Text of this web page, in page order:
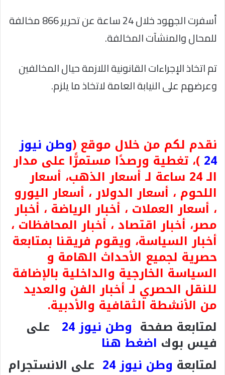
أسفرت الجهود خلال 24 ساعة عن تحرير 866 مخالفة
للمحال والمنشآت المخالفة.
تم اتخاذ الإجراءات القانونية اللازمة حيال المخالفين
وعرضهم على النيابة العامة لاتخاذ ما يلزم.
نقدم لكم من خلال موقع (وطن نيوز
24 )، تغطية ورصدًا مستمرًّا على مدار
الـ 24 ساعة لـ أسعار الذهب، أسعار
اللحوم ، أسعار الدولار ، أسعار اليورو
، أسعار العملات ، أخبار الرياضة ، أخبار
مصر، أخبار اقتصاد ، أخبار المحافظات ،
أخبار السياسة، ويقوم فريقنا بمتابعة
حصرية لجميع الأحداث الهامة و
السياسة الخارجية والداخلية بالإضافة
للنقل الحصري لـ أخبار الفن والعديد
من الأنشطة الثقافية والأدبية.
لمتابعة صفحة وطن نيوز 24 على
فيس بوك اضغط هنا
لمتابعة وطن نيوز 24 على الانستجرام